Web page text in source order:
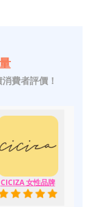
費者評價！
CICIZA 女性品牌